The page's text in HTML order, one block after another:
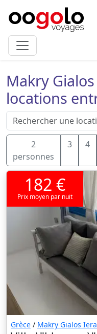
Makry
locations
2
personnes
3 4
182 €
Prix moyen par nuit
Grèce / Makry Gialos